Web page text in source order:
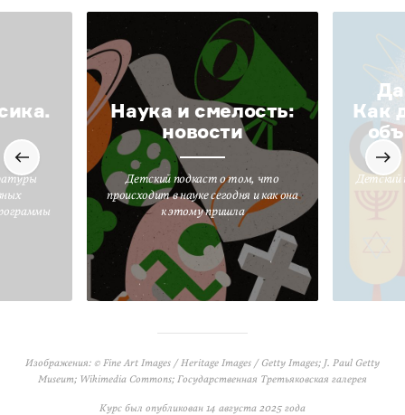
Наука и смелость:
новости
Детский подкаст о том, что
происходит в науке сегодня и как она
к этому пришла
Да
Как
Детский
Изображения: © Fine Art Images / Heritage Images / Getty Images; J. Paul Getty
Museum; Wikimedia Commons; Государственная Третьяковская галерея
Курс был опубликован 14 августа 2025 года